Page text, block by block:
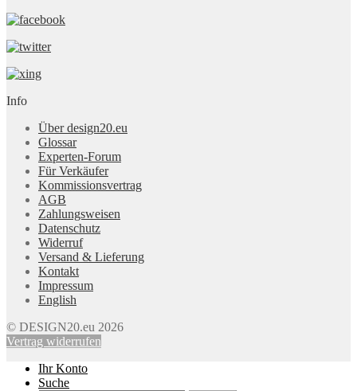
Info
Über design20.eu
Glossar
Experten-Forum
Für Verkäufer
Kommissionsvertrag
AGB
Zahlungsweisen
Datenschutz
Widerruf
Versand & Lieferung
Kontakt
Impressum
English
© DESIGN20.eu 2026
Vertrag widerrufen
Ihr Konto
Suche